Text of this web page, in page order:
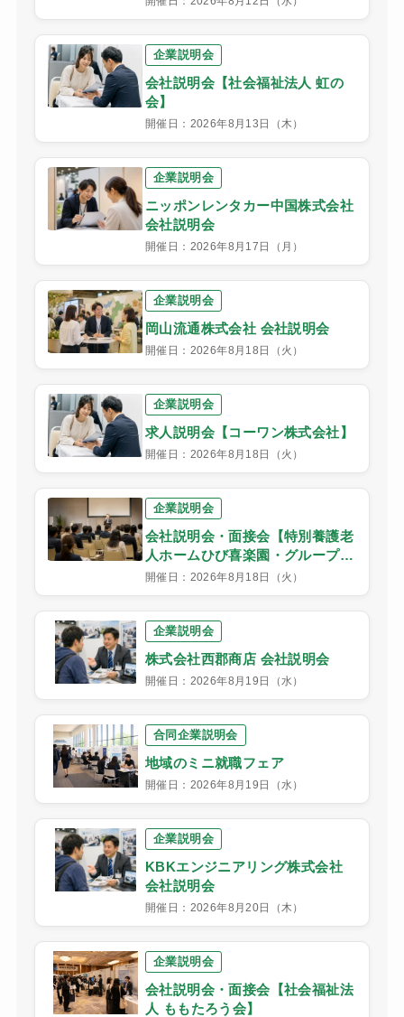
企業説明会
会社説明会【社会福祉法人 虹の
会】
開催日：2026年8月13日（木）
企業説明会
ニッポンレンタカー中国株式会社
会社説明会
開催日：2026年8月17日（月）
企業説明会
岡山流通株式会社 会社説明会
開催日：2026年8月18日（火）
企業説明会
求人説明会【コーワン株式会社】
開催日：2026年8月18日（火）
企業説明会
会社説明会・面接会【特別養護老
人ホームひび喜楽園・グループホ
ーム喜楽荘】
開催日：2026年8月18日（火）
企業説明会
株式会社西郡商店 会社説明会
開催日：2026年8月19日（水）
合同企業説明会
地域のミニ就職フェア
開催日：2026年8月19日（水）
企業説明会
KBKエンジニアリング株式会社
会社説明会
開催日：2026年8月20日（木）
企業説明会
会社説明会・面接会【社会福祉法
人 ももたろう会】